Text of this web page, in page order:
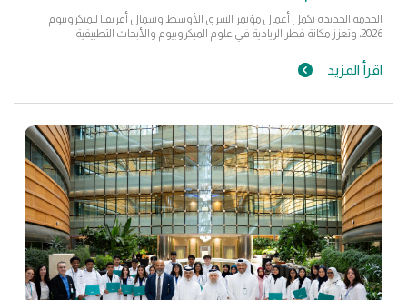
الخدمة الجديدة تكمل أعمال مؤتمر الشرق الأوسط وشمال أفريقيا للميكروبيوم
2026، وتعزز مكانة قطر الريادية في علوم الميكروبيوم والأبحاث التطبيقية
اقرأ المزيد